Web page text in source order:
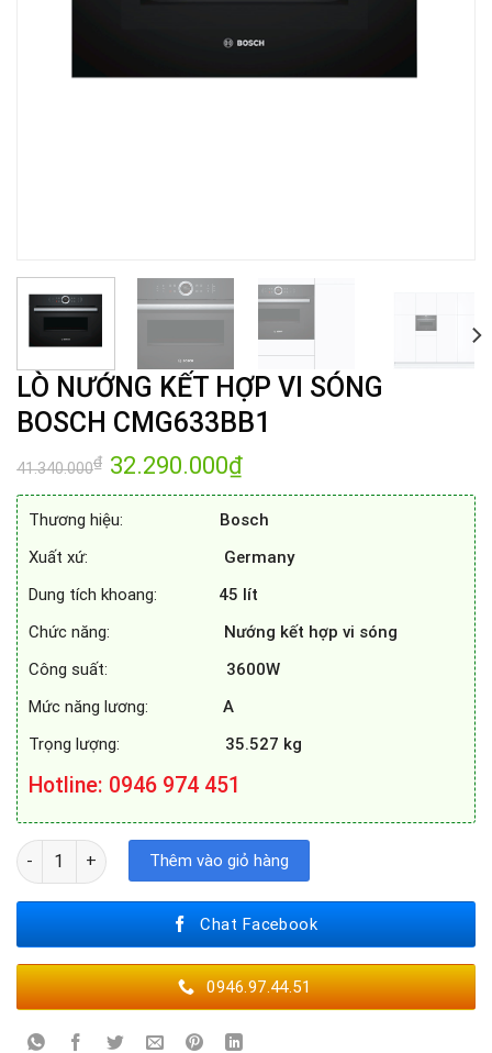
LÒ NƯỚNG KẾT HỢP VI SÓNG
BOSCH CMG633BB1
41.340.000₫ Giá
gốc
là:
32.290.000₫Giá
tại
32.290.000₫.
Thương hiệu:
Bosch
Xuất xứ:
Germany
Dung tích khoang:
45 lít
Chức năng:
Nướng kết hợp vi sóng
Công suất:
3600W
Mức năng lương: A
Trọng lượng: 35.527 kg
Hotline: 0946 974 451
LÒ NƯỚNG KẾT HỢP VI SÓNG BOSCH CMG633BB1 số lượng
Thêm vào giỏ hàng
Chat Facebook
0946.97.44.51